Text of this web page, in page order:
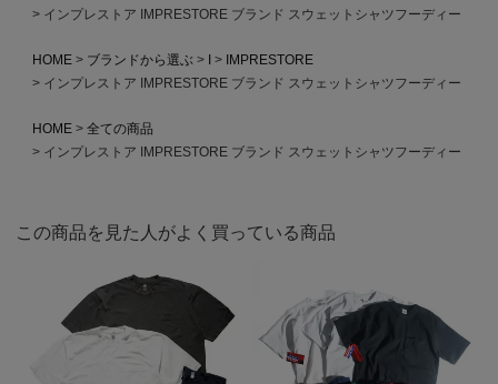
インプレストア IMPRESTORE ブランド スウェットシャツフーディー
HOME ブランドから選ぶ I
IMPRESTORE
インプレストア IMPRESTORE ブランド スウェットシャツフーディー
HOME
全ての商品
インプレストア IMPRESTORE ブランド スウェットシャツフーディー
この商品を見た人がよく買っている商品